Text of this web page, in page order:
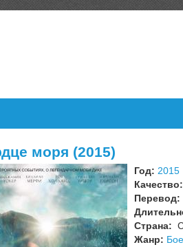
моря (2015)
Год: 2015
Качество:
Перевод:
Страна:
Жанр: